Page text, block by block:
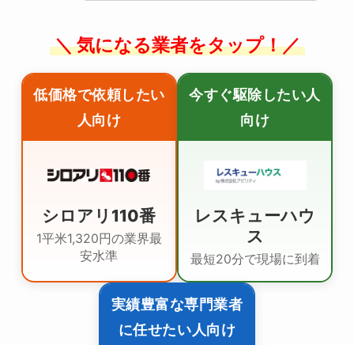
＼ 気になる業者をタップ！／
低価格で依頼したい
人向け
シロアリ110番
1平米1,320円の業界最
安水準
今すぐ駆除したい人
向け
レスキューハウ
ス
最短20分で現場に到着
実績豊富な専門業者
に任せたい人向け